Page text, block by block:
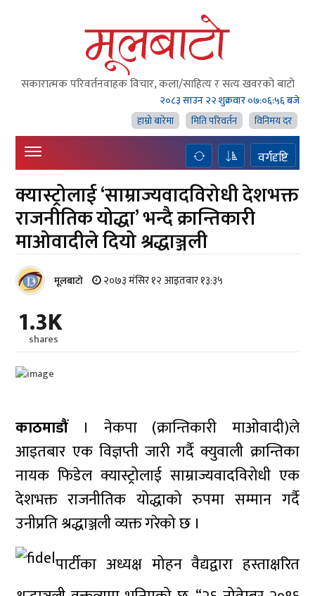
सकारात्मक परिवर्तनवाहक विचार, कला/साहित्य र सत्य खवरको बाटाे
२०८३ साउन २२ शुक्रवार०७:०६:५७ बजे
हाम्राे बारेमा
मिति परिवर्तन विनिमय दर
वर्गदृष्टि
क्यास्ट्रोलाई ‘साम्राज्यवादविरोधी देशभक्त
राजनीतिक योद्धा’ भन्दै क्रान्तिकारी
माओवादीले दियो श्रद्धाञ्जली
मूलबाटाे २०७३ मंसिर १२ आइतवार १३:३५
1.3K
shares
काठमाडौं। नेकपा (क्रान्तिकारी माओवादी)ले
आइतबार एक विज्ञप्ती जारी गर्दै क्युवाली क्रान्तिका
नायक फिडेल क्यास्ट्रोलाई साम्राज्यवादविरोधी एक
देशभक्त राजनीतिक योद्धाको रुपमा सम्मान गर्दै
उनीप्रति श्रद्धाञ्जली व्यक्त गरेको छ ।
पार्टीका अध्यक्ष मोहन वैद्यद्वारा हस्ताक्षरित